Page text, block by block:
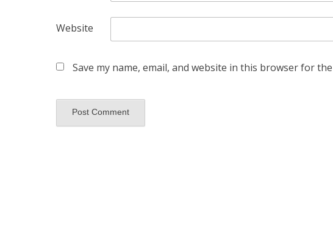
Website
Save my name, email, and website in this browser for